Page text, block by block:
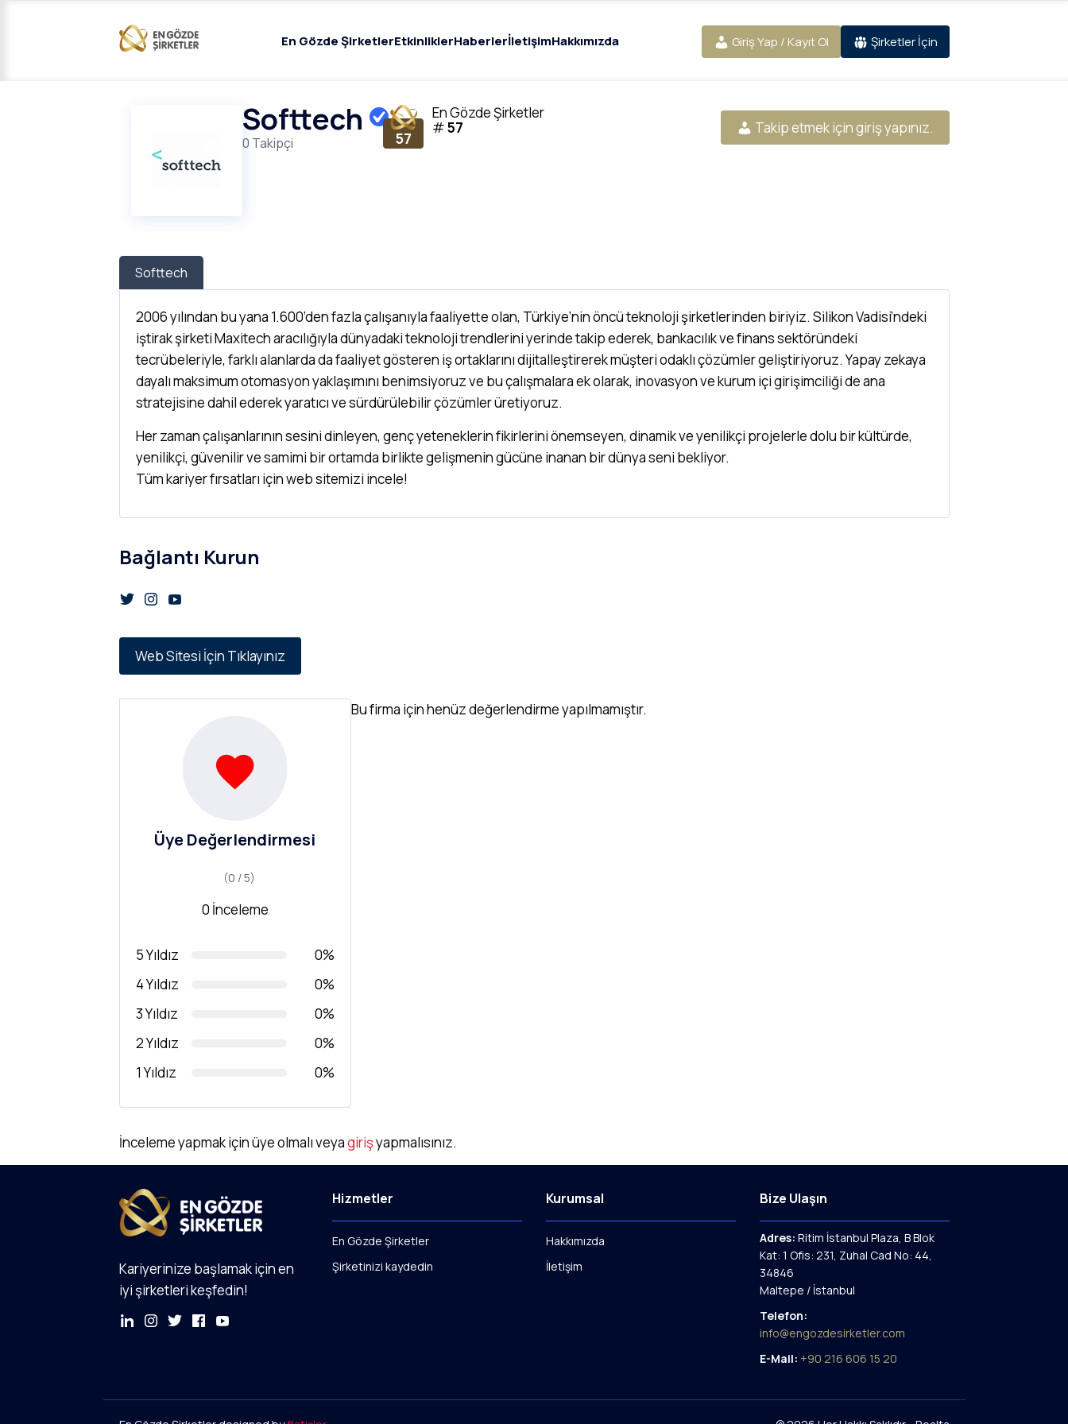
En Gözde ŞirketlerEtkinliklerHaberlerİletişimHakkımızda Giriş Yap / Kayıt Ol Şirketler İçin
Softtech
0 Takipçi 57
En Gözde Şirketler
#57 Takip etmek için giriş yapınız.
Softtech
2006 yılından bu yana 1.600’den fazla çalışanıyla faaliyette olan, Türkiye’nin öncü teknoloji şirketlerinden biriyiz. Silikon Vadisi’ndeki
iştirak şirketi Maxitech aracılığıyla dünyadaki teknoloji trendlerini yerinde takip ederek, bankacılık ve finans sektöründeki
tecrübeleriyle, farklı alanlarda da faaliyet gösteren iş ortaklarını dijitalleştirerek müşteri odaklı çözümler geliştiriyoruz. Yapay zekaya
dayalı maksimum otomasyon yaklaşımını benimsiyoruz ve bu çalışmalara ek olarak, inovasyon ve kurum içi girişimciliği de ana
stratejisine dahil ederek yaratıcı ve sürdürülebilir çözümler üretiyoruz.
Her zaman çalışanlarının sesini dinleyen, genç yeteneklerin fikirlerini önemseyen, dinamik ve yenilikçi projelerle dolu bir kültürde,
yenilikçi, güvenilir ve samimi bir ortamda birlikte gelişmenin gücüne inanan bir dünya seni bekliyor.
Tüm kariyer fırsatları için web sitemizi incele!
Bağlantı Kurun
Web Sitesi İçin Tıklayınız
Üye Değerlendirmesi
(0 / 5)
0 İnceleme
5 Yıldız
0%
4 Yıldız
0%
3 Yıldız
0%
2 Yıldız
0%
1 Yıldız
0%
Bu firma için henüz değerlendirme yapılmamıştır.
İnceleme yapmak için üye olmalı veyagirişyapmalısınız.
Kariyerinize başlamak için en
iyi şirketleri keşfedin!
Hizmetler
En Gözde Şirketler
Şirketinizi kaydedin
Kurumsal
Hakkımızda
İletişim
Bize Ulaşın
Adres: Ritim İstanbul Plaza, B Blok
Kat: 1 Ofis: 231, Zuhal Cad No: 44,
34846
Maltepe / İstanbul
Telefon:
info@engozdesirketler.com
E-Mail: +90 216 606 15 20